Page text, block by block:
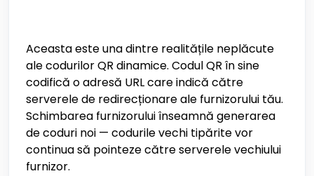
Aceasta este una dintre realitățile neplăcute
ale codurilor QR dinamice. Codul QR în sine
codifică o adresă URL care indică către
serverele de redirecționare ale furnizorului tău.
Schimbarea furnizorului înseamnă generarea
de coduri noi — codurile vechi tipărite vor
continua să pointeze către serverele vechiului
furnizor.